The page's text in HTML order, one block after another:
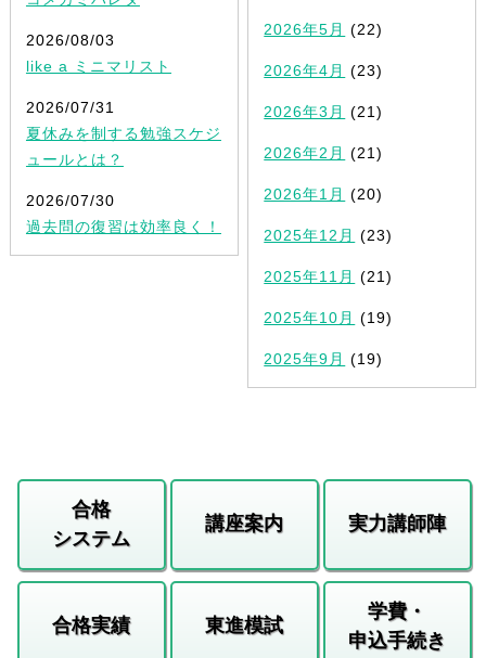
2026/08/03
like a ミニマリスト
2026/07/31
夏休みを制する勉強スケジ
ュールとは？
2026/07/30
過去問の復習は効率良く！
2026年5月 (22)
2026年4月 (23)
2026年3月 (21)
2026年2月 (21)
2026年1月 (20)
2025年12月 (23)
2025年11月 (21)
2025年10月 (19)
2025年9月 (19)
合格
システム
講座案内 実力講師陣
合格実績 東進模試
学費・
申込手続き